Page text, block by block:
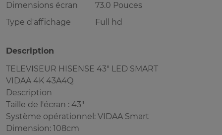
Dimensions écran
73.0 Pouces
Type d'affichage
Full hd
Description
TELEVISEUR HISENSE 43" LED SMART
VIDAA 4K 43A4Q
Description
Taille de l'écran : 43"
Système opérationnel: VIDAA Smart
Dimension: 108cm